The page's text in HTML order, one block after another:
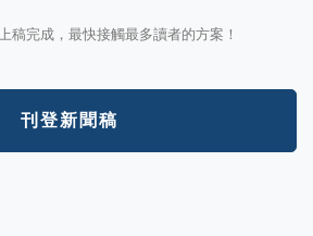
稿完成，最快接觸最多讀者的方案！
刊登新聞稿